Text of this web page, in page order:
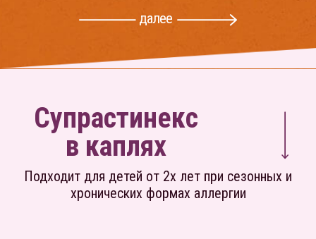
Супрастинекс
в каплях
Подходит для детей от 2х лет при сезонных и
хронических формах аллергии